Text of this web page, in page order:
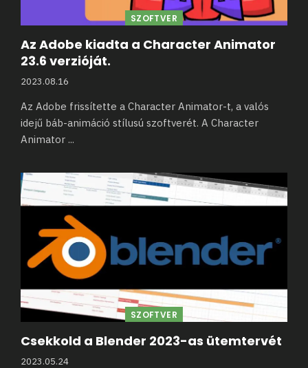
SZOFTVER
Az Adobe kiadta a Character Animator
23.6 verzióját.
2023.08.16
Az Adobe frissítette a Character Animator-t, a valós
idejű báb-animáció stílusú szoftverét. A Character
Animator ...
SZOFTVER
Csekkold a Blender 2023-as ütemtervét
2023.05.24